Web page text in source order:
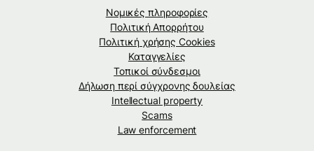
Νομικές πληροφορίες
Πολιτική Απορρήτου
Πολιτική χρήσης Cookies
Καταγγελίες
Τοπικοί σύνδεσμοι
Δήλωση περί σύγχρονης δουλείας
Intellectual property
Scams
Law enforcement